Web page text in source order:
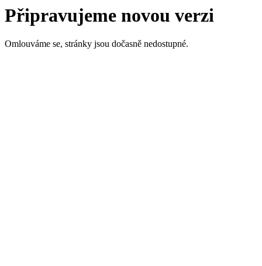
Připravujeme novou verzi
Omlouváme se, stránky jsou dočasně nedostupné.